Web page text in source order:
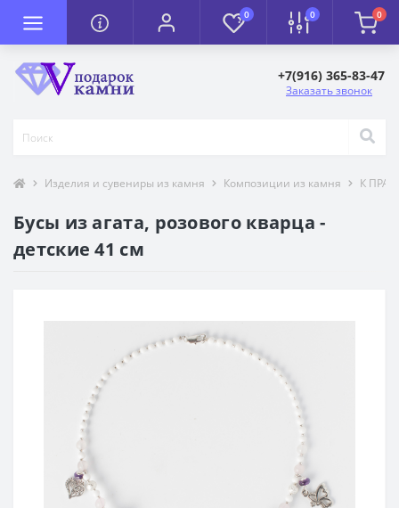
0 0 0
+7(916) 365-83-47
Заказать звонок
Изделия и сувениры из камня Композиции из камня К
Бусы из агата, розового кварца -
детские 41 см